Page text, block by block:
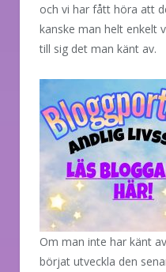
och vi har fått höra att
kanske man helt enkelt
till sig det man känt av.
Om man inte har känt
börjat utveckla den